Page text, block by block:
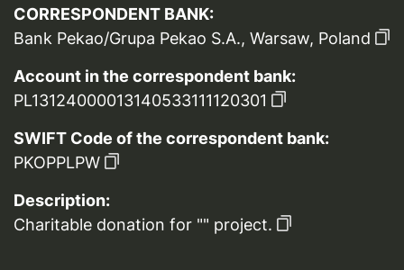
CORRESPONDENT BANK:
Bank Pekao/Grupa Pekao S.A., Warsaw, Poland
Account in the correspondent bank:
PL13124000013140533111120301
SWIFT Code of the correspondent bank:
PKOPPLPW
Description:
Charitable donation for "" project.